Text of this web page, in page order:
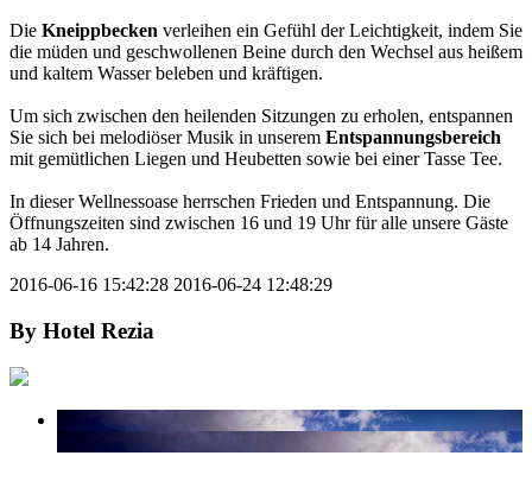
Die Kneippbecken verleihen ein Gefühl der Leichtigkeit, indem Sie
die müden und geschwollenen Beine durch den Wechsel aus heißem
und kaltem Wasser beleben und kräftigen.
Um sich zwischen den heilenden Sitzungen zu erholen, entspannen
Sie sich bei melodiöser Musik in unserem Entspannungsbereich
mit gemütlichen Liegen und Heubetten sowie bei einer Tasse Tee.
In dieser Wellnessoase herrschen Frieden und Entspannung. Die
Öffnungszeiten sind zwischen 16 und 19 Uhr für alle unsere Gäste
ab 14 Jahren.
2016-06-16 15:42:28 2016-06-24 12:48:29
By Hotel Rezia